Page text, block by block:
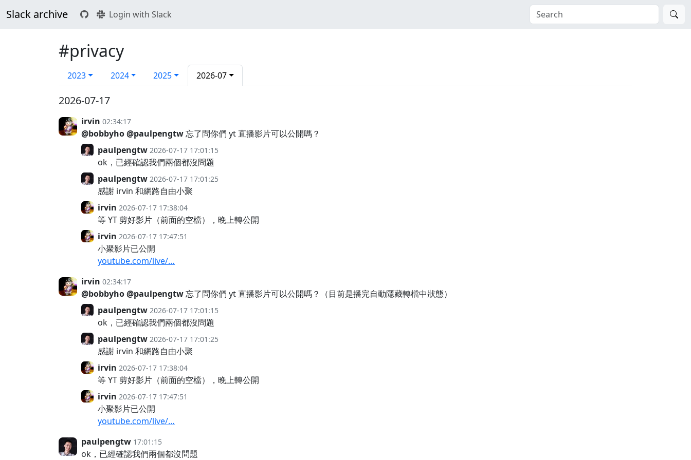
Slack archive Login with Slack
#privacy
2023 2024 2025 2026-07
2026-07-17
irvin 02:34:17
@bobbyho@paulpengtw忘了問你們 yt 直播影片可以公開嗎？
paulpengtw 2026-07-17 17:01:15
ok，已經確認我們兩個都沒問題
paulpengtw 2026-07-17 17:01:25
感謝 irvin 和網路自由小聚
irvin 2026-07-17 17:38:04
等 YT 剪好影片（前面的空檔），晚上轉公開
irvin 2026-07-17 17:47:51
小聚影片已公開
youtube.com/live/…
irvin 02:34:17
@bobbyho@paulpengtw忘了問你們 yt 直播影片可以公開嗎？（目前是播完自動隱藏轉檔中狀態）
paulpengtw 2026-07-17 17:01:15
ok，已經確認我們兩個都沒問題
paulpengtw 2026-07-17 17:01:25
感謝 irvin 和網路自由小聚
irvin 2026-07-17 17:38:04
等 YT 剪好影片（前面的空檔），晚上轉公開
irvin 2026-07-17 17:47:51
小聚影片已公開
youtube.com/live/…
paulpengtw 17:01:15
ok，已經確認我們兩個都沒問題